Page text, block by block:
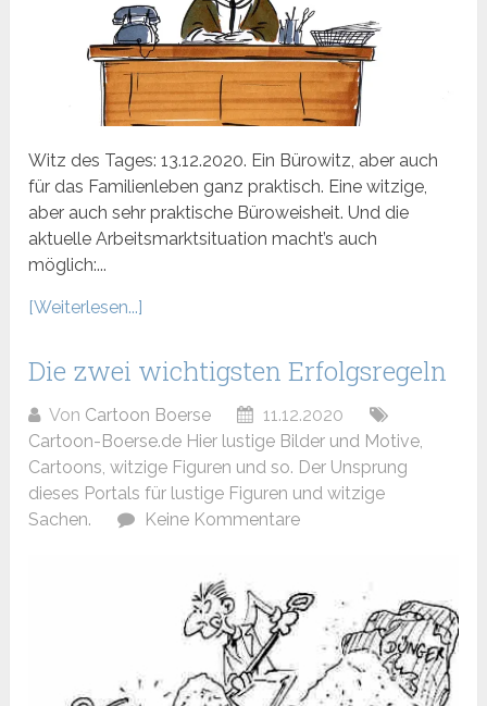
Witz des Tages: 13.12.2020. Ein Bürowitz, aber auch
für das Familienleben ganz praktisch. Eine witzige,
aber auch sehr praktische Büroweisheit. Und die
aktuelle Arbeitsmarktsituation macht’s auch
möglich:...
[Weiterlesen...]
Die zwei wichtigsten Erfolgsregeln
Von Cartoon Boerse
11.12.2020
Cartoon-Boerse.de Hier lustige Bilder und Motive,
Cartoons, witzige Figuren und so. Der Unsprung
dieses Portals für lustige Figuren und witzige
Sachen.
Keine Kommentare